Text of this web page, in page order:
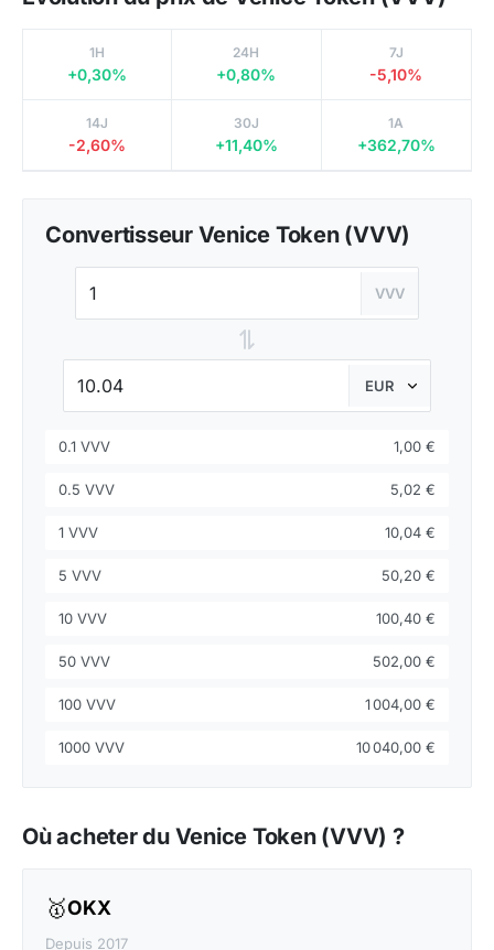
1H
+0,30%
24H
+0,80%
7J
-5,10%
14J
-2,60%
30J
+11,40%
1A
+362,70%
Convertisseur Venice Token (VVV)
VVV
⇌
0.1 VVV 1,00 €
0.5 VVV 5,02 €
1 VVV 10,04 €
5 VVV 50,20 €
10 VVV 100,40 €
50 VVV 502,00 €
100 VVV 1 004,00 €
1000 VVV 10 040,00 €
Où acheter du Venice Token (VVV) ?
🥇OKX
Depuis 2017